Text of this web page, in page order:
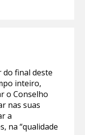
do final deste
inteiro,
o Conselho
nas suas
a
na “qualidade